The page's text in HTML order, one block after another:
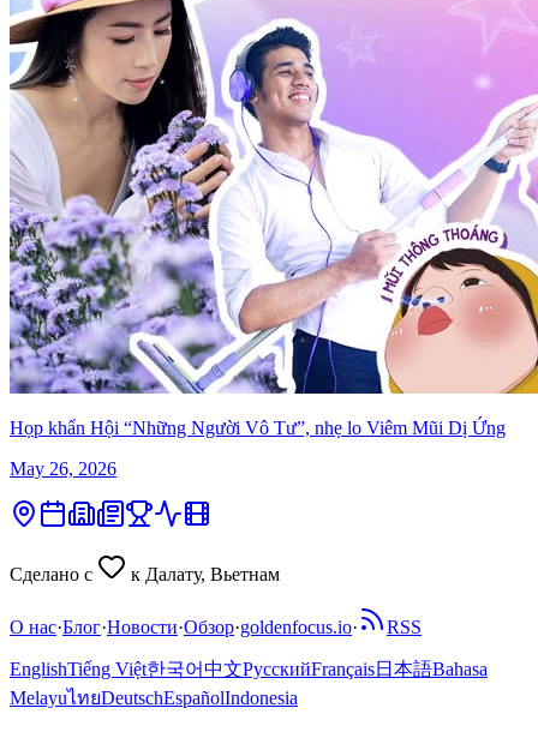
Họp khẩn Hội “Những Người Vô Tư”, nhẹ lo Viêm Mũi Dị Ứng
May 26, 2026
Сделано с к Далату, Вьетнам
О нас·Блог·Новости·Обзор·goldenfocus.io· RSS
EnglishTiếng Việt한국어中文РусскийFrançais日本語Bahasa
MelayuไทยDeutschEspañolIndonesia